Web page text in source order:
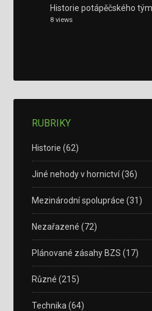
Historie potápěčského
8 views
RUBRIKY
Historie (62)
Jiné nehody v hornictví(36)
Mezinárodní spolupráce (31)
Nezařazené (72)
Plánované zásahy BZS (17)
Různé (215)
Technika (64)